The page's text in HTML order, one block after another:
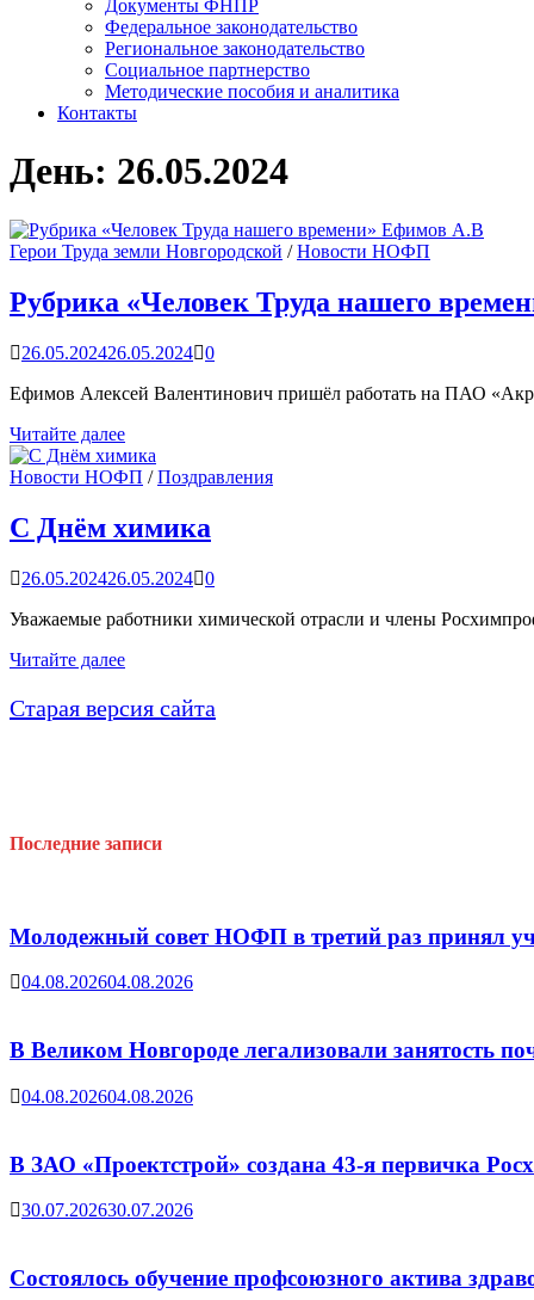
Документы ФНПР
Федеральное законодательство
Региональное законодательство
Социальное партнерство
Методические пособия и аналитика
Контакты
День: 26.05.2024
Герои Труда земли Новгородской /Новости НОФП
Рубрика «Человек Труда нашего
26.05.202426.05.2024 0
Ефимов Алексей Валентинович пришёл работать на ПАО
Рубрика
«Человек
Труда
времени»
Ефимов
Читайте далее
Новости НОФП /Поздравления
С Днём химика
26.05.202426.05.2024 0
Уважаемые работники химической отрасли и члены
С
химика
Читайте далее
Старая версия сайта
Последние записи
Молодежный совет НОФП в третий раз принял
04.08.202604.08.2026
В Великом Новгороде легализовали занятость
04.08.202604.08.2026
В ЗАО «Проектстрой» создана 43-я первичка
30.07.202630.07.2026
Состоялось обучение профсоюзного актива